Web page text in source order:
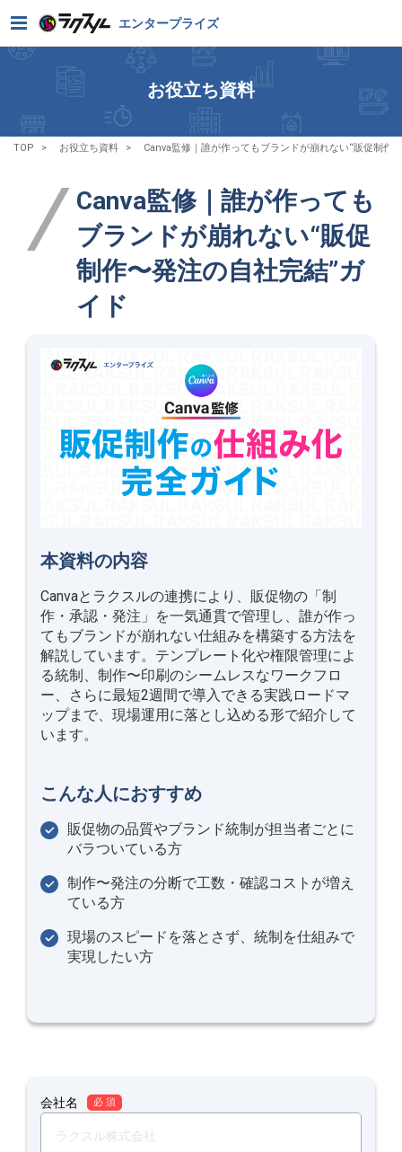
エンタープライズ
お役立ち資料
TOP お役立ち資料 Canva監修｜誰が作ってもブランドが崩れない“販促制作
Canva監修｜誰が作っても
ブランドが崩れない“販促
制作〜発注の自社完結”ガ
イド
本資料の内容
Canvaとラクスルの連携により、販促物の「制
作・承認・発注」を一気通貫で管理し、誰が作っ
てもブランドが崩れない仕組みを構築する方法を
解説しています。テンプレート化や権限管理によ
る統制、制作〜印刷のシームレスなワークフロ
ー、さらに最短2週間で導入できる実践ロードマ
ップまで、現場運用に落とし込める形で紹介して
います。
こんな人におすすめ
販促物の品質やブランド統制が担当者ごとに
バラついている方
制作〜発注の分断で工数・確認コストが増え
ている方
現場のスピードを落とさず、統制を仕組みで
実現したい方
必 須
会社名